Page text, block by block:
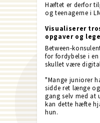
Hæftet er derfor
og teenagerne i
Visualiserer
opgaver og lege
Between-
for fordybelse i
skullet være
"Mange juniorer
sidde ret længe
gang selv med at
kan dette hæfte
hun.